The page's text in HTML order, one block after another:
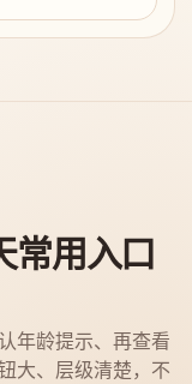
常用入口
年龄提示、再查看
大、层级清楚，不